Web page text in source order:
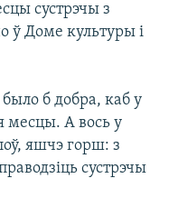
сустрэчы з
ў Доме культуры і
б добра, каб у
месцы. А вось у
яшчэ горш: з
сустрэчы